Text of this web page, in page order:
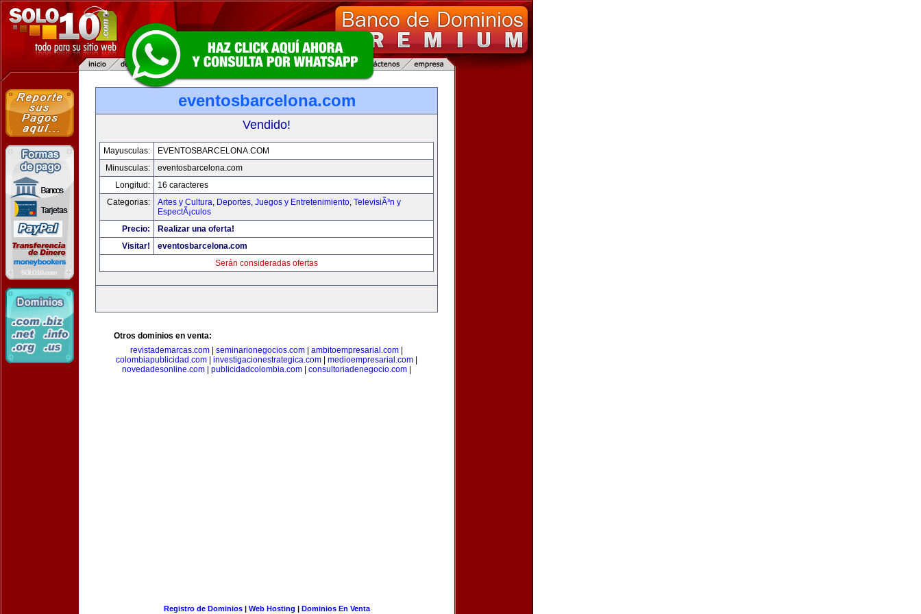
eventosbarcelona.com
Vendido!
Mayusculas:
EVENTOSBARCELONA.COM
Minusculas:
eventosbarcelona.com
Longitud:
16 caracteres
Categorias:
Artes y Cultura, Deportes, Juegos y Entretenimiento, TelevisiÃ³n y
EspectÃ¡culos
Precio:
Realizar una oferta!
Visitar!
eventosbarcelona.com
Serán consideradas ofertas
Otros dominios en venta:
revistademarcas.com
seminarionegocios.com ambitoempresarial.com
colombiapublicidad.com
investigacionestrategica.com medioempresarial.com
novedadesonline.com
publicidadcolombia.com consultoriadenegocio.com
Registro de Dominios| Web Hosting | Dominios En Venta